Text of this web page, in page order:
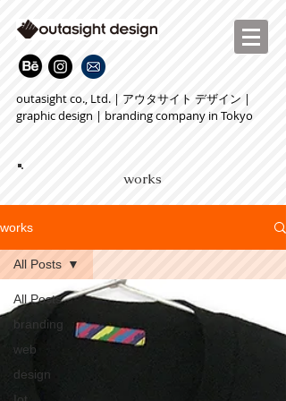
outasight co., Ltd. | アウタサイト デザイン |
graphic design | branding company in Tokyo
works
works
All Posts
branding
web
design
All Posts